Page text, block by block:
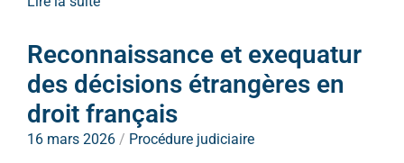
Reconnaissance et exequatur
des décisions étrangères en
droit français
16 mars 2026 / Procédure judiciaire